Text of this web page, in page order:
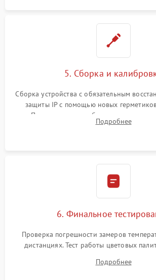
5. Сборка и
Сборка устройства с обязательным
защиты IP с помощью новых
Программная калибровка матрицы по
абсолютно черному телу для точного
Подробнее
6. Финальное
Проверка погрешности замеров
дистанциях. Тест работы цветовых
термограмм в память и передачи данных
автономности работы и итоговый
Подробнее